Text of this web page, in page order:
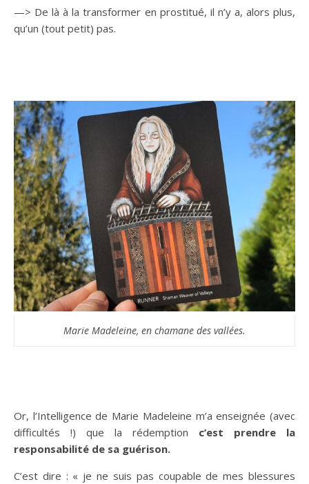
—> De là à la transformer en prostitué, il n’y a, alors plus,
qu’un (tout petit) pas.
Marie Madeleine, en chamane des vallées.
Or, l’Intelligence de Marie Madeleine m’a enseignée (avec
difficultés !) que la rédemption c’est prendre la
responsabilité de sa guérison.
C’est dire : « je ne suis pas coupable de mes blessures